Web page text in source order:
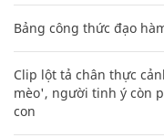
Bảng công thức đạo
Clip lột tả chân thực
mèo', người tinh ý còn
con